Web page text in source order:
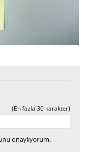
(En fazla 30 karakter)
onaylıyorum.